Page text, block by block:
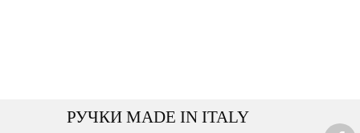
РУЧКИ MADE IN ITALY